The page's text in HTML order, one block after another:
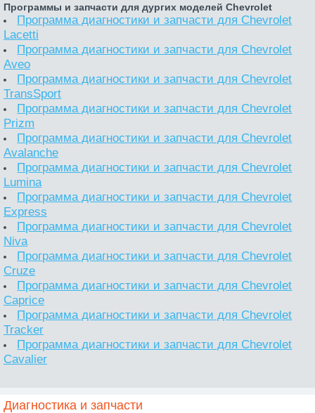
Программы и запчасти для дургих моделей Chevrolet
Программа диагностики и запчасти для Chevrolet
Lacetti
Программа диагностики и запчасти для Chevrolet
Aveo
Программа диагностики и запчасти для Chevrolet
TransSport
Программа диагностики и запчасти для Chevrolet
Prizm
Программа диагностики и запчасти для Chevrolet
Avalanche
Программа диагностики и запчасти для Chevrolet
Lumina
Программа диагностики и запчасти для Chevrolet
Express
Программа диагностики и запчасти для Chevrolet
Niva
Программа диагностики и запчасти для Chevrolet
Cruze
Программа диагностики и запчасти для Chevrolet
Caprice
Программа диагностики и запчасти для Chevrolet
Tracker
Программа диагностики и запчасти для Chevrolet
Cavalier
Диагностика и запчасти